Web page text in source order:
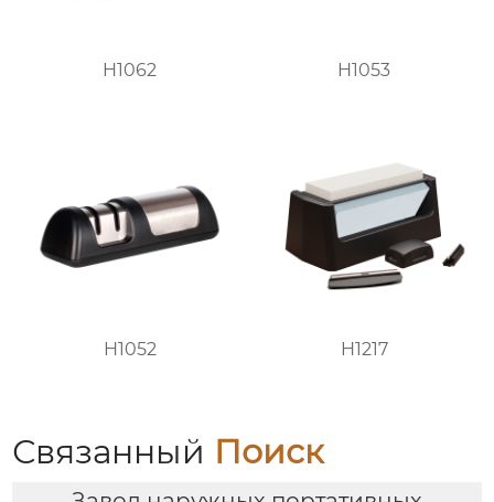
H1062 H1053
H1052 H1217
Связанный Поиск